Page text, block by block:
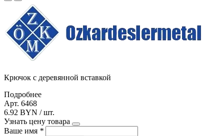
Крючок с деревянной вставкой
Подробнее
Арт. 6468
6.92 BYN / шт.
Узнать цену товара
Ваше имя *